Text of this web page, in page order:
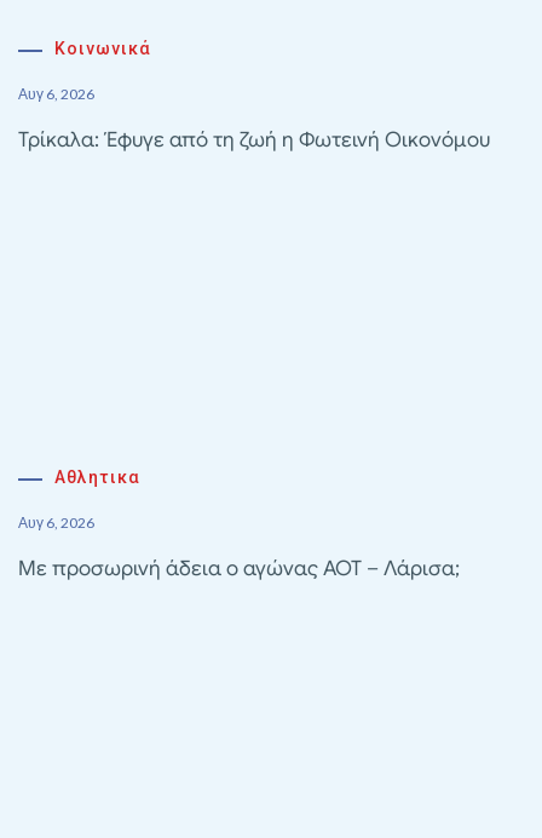
Κοινωνικά
Αυγ 6, 2026
Τρίκαλα: Έφυγε από τη ζωή η Φωτεινή Οικονόμου
Αθλητικα
Αυγ 6, 2026
Με προσωρινή άδεια ο αγώνας ΑΟΤ – Λάρισα;